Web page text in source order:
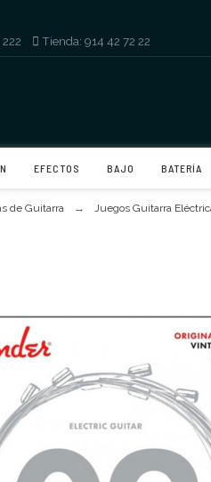
Tienda: 914 42 72 22
EFECTOS BAJO BATERÍA
de Guitarra Juegos Guitarra